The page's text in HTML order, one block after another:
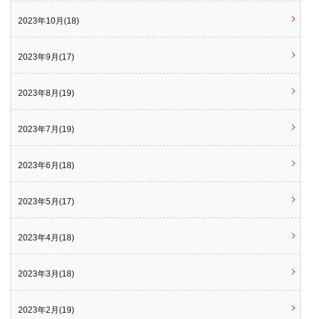
2023年10月(18)
2023年9月(17)
2023年8月(19)
2023年7月(19)
2023年6月(18)
2023年5月(17)
2023年4月(18)
2023年3月(18)
2023年2月(19)